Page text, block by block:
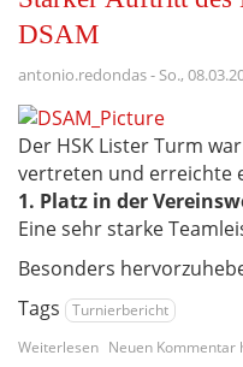
DSAM
antonio.redondas- So.,
Der HSK Lister Turm
vertreten und erreichte
1. Platz in der
Eine sehr starke
Besonders
Tags
Turnierbericht
Weiterlesen über
Neuen Kommentar